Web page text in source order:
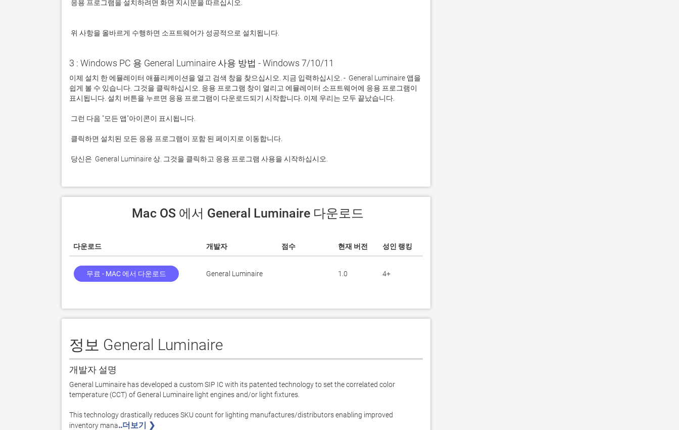
위 사항을 올바르게 수행하면 소프트웨어가 성공적으로 설치됩니다.
3 : Windows PC 용 General Luminaire 사용 방법 - Windows 7/10/11
이제 설치 한 에뮬레이터 애플리케이션을 열고 검색 창을 찾으십시오. 지금 입력하십시오. -  General Luminaire 앱을
쉽게 볼 수 있습니다. 그것을 클릭하십시오. 응용 프로그램 창이 열리고 에뮬레이터 소프트웨어에 응용 프로그램이
당신은  General Luminaire 상. 그것을 클릭하고 응용 프로그램 사용을 시작하십시오.
Mac OS 에서 General Luminaire 다운로드
다운로드 개발자 점수 현재 버전 성인 랭킹
무료 - MAC 에서 다운로드 General Luminaire 1.0 4+
정보 General Luminaire
개발자 설명
General Luminaire has developed a custom SIP IC with its patented technology to set the correlated color
temperature (CCT) of General Luminaire light engines and/or light fixtures.
This technology drastically reduces SKU count for lighting manufactures/distributors enabling improved
inventory mana..더보기 ❯